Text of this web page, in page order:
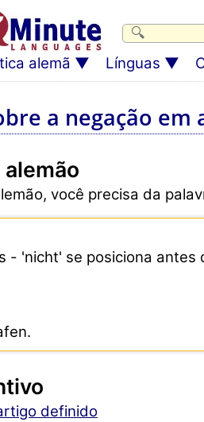
alemã Línguas
a negação em
você precisa da
- 'nicht' se posiciona antes
definido